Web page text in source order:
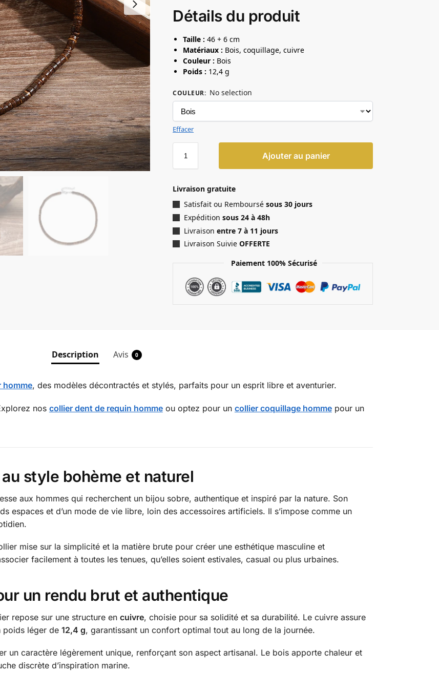
Détails du produit
Taille : 46 + 6 cm
Matériaux : Bois, coquillage, cuivre
Couleur : Bois
Poids : 12,4 g
COULEUR: No selection
Effacer
Ajouter au panier
Livraison gratuite
Satisfait ou Remboursésous 30 jours
Expédition sous 24 à 48h
Livraisonentre 7 à 11 jours
Livraison SuivieOFFERTE
Paiement 100% Sécurisé
Description Avis 0
homme, des modèles décontractés et stylés, parfaits pour un esprit libre et aventurier.
nos collier dent de requin hommeou optez pour un collier coquillage hommepour un
style bohème et naturel
aux hommes qui recherchent un bijou sobre, authentique et inspiré par la nature. Son
espaces et d’un mode de vie libre, loin des accessoires artificiels. Il s’impose comme un
mise sur la simplicité et la matière brute pour créer une esthétique masculine et
facilement à toutes les tenues, qu’elles soient estivales, casual ou plus urbaines.
un rendu brut et authentique
repose sur une structure en cuivre, choisie pour sa solidité et sa durabilité. Le cuivre assure
poids léger de 12,4 g, garantissant un confort optimal tout au long de la journée.
un caractère légèrement unique, renforçant son aspect artisanal. Le bois apporte chaleur et
discrète d’inspiration marine.